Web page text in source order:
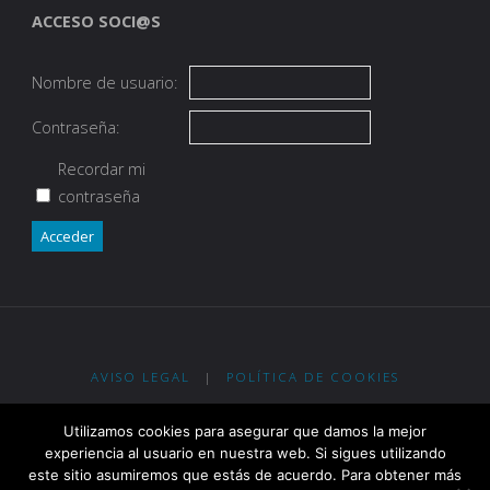
ACCESO SOCI@S
Nombre de usuario:
Contraseña:
Recordar mi
contraseña
Acceder
AVISO LEGAL | POLÍTICA DE COOKIES
Eypos Club de Tiro con Arco - R. G. Ent. Dep. Gobierno de La Rioja
nº 2-0913 - R. RFETA nº 2.400
Utilizamos cookies para asegurar que damos la mejor
experiencia al usuario en nuestra web. Si sigues utilizando
este sitio asumiremos que estás de acuerdo. Para obtener más